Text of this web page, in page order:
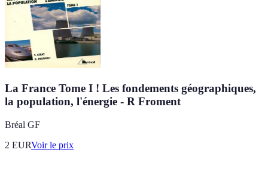
La France Tome I ! Les fondements géographiques,
la population, l'énergie - R Froment
Bréal GF
2 EURVoir le prix